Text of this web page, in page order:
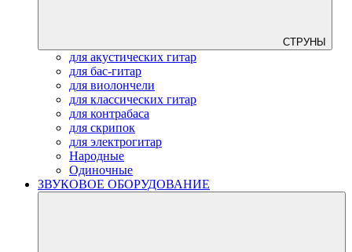
СТРУНЫ
для акустических гитар
для бас-гитар
для виолончели
для классических гитар
для контрабаса
для скрипок
для электрогитар
Народные
Одиночные
ЗВУКОВОЕ ОБОРУДОВАНИЕ